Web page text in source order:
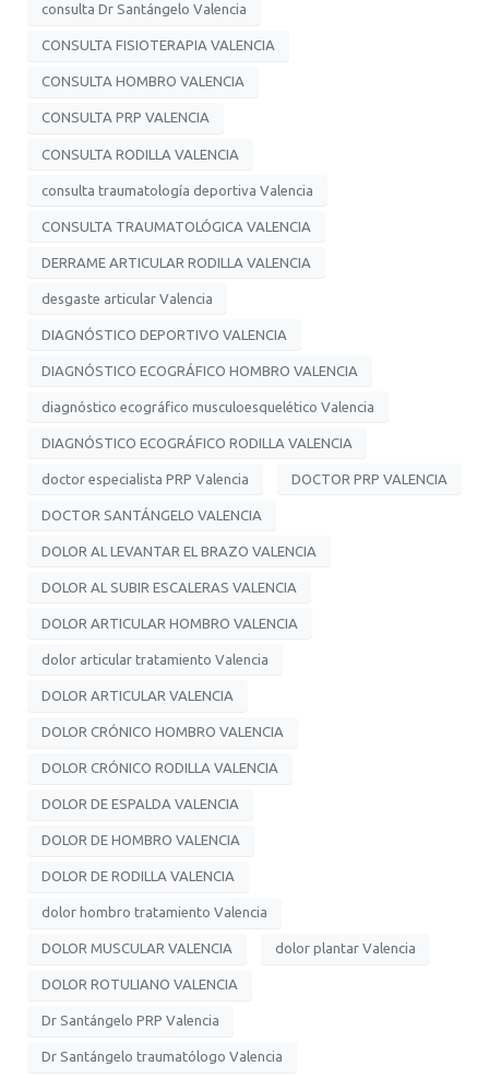
consulta Dr Santángelo Valencia
CONSULTA FISIOTERAPIA VALENCIA
CONSULTA HOMBRO VALENCIA
CONSULTA PRP VALENCIA
CONSULTA RODILLA VALENCIA
consulta traumatología deportiva Valencia
CONSULTA TRAUMATOLÓGICA VALENCIA
DERRAME ARTICULAR RODILLA VALENCIA
desgaste articular Valencia
DIAGNÓSTICO DEPORTIVO VALENCIA
DIAGNÓSTICO ECOGRÁFICO HOMBRO VALENCIA
diagnóstico ecográfico musculoesquelético Valencia
DIAGNÓSTICO ECOGRÁFICO RODILLA VALENCIA
doctor especialista PRP Valencia DOCTOR PRP VALENCIA
DOCTOR SANTÁNGELO VALENCIA
DOLOR AL LEVANTAR EL BRAZO VALENCIA
DOLOR AL SUBIR ESCALERAS VALENCIA
DOLOR ARTICULAR HOMBRO VALENCIA
dolor articular tratamiento Valencia
DOLOR ARTICULAR VALENCIA
DOLOR CRÓNICO HOMBRO VALENCIA
DOLOR CRÓNICO RODILLA VALENCIA
DOLOR DE ESPALDA VALENCIA
DOLOR DE HOMBRO VALENCIA
DOLOR DE RODILLA VALENCIA
dolor hombro tratamiento Valencia
DOLOR MUSCULAR VALENCIA dolor plantar Valencia
DOLOR ROTULIANO VALENCIA
Dr Santángelo PRP Valencia
Dr Santángelo traumatólogo Valencia